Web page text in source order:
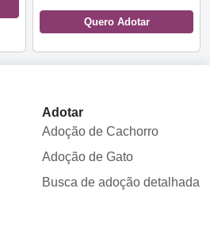
Quero Adotar
Adotar
Adoção de Cachorro
Adoção de Gato
Busca de adoção detalhada